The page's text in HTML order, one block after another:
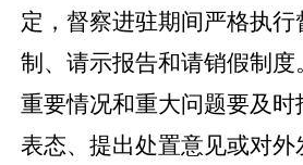
定，督察进驻期间严格执
制、请示报告和请销假制度
重要情况和重大问题要及时
表态、提出处置意见或对外